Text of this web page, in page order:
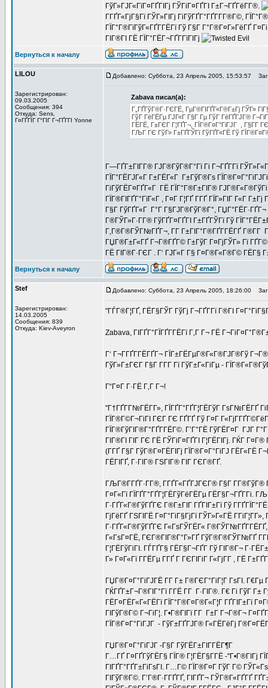
ГўГ»ГЈГ«ГїГ¤ГҐГІГј ГЎГіГ¤ГҐГІ Г±Г¬ГҐГёГ­Г®.
Г­ГҐГ«ГјГ§Гї ГЎГ»ГІГј ГіГўГҐГ°ГҐГ­Г­Г®Г©,
ГЇГ°Г®ГїГўГ«ГҐГ­ГЁГї Гў Г§Г Г°Г®Г¤Г»ГёГҐ
ГІГ®ГІ ГЁ ГЇГ°ГЁГ¬ГҐГ­ГїГІГј
Вернуться к началу
LILOU
Зарегистрирован:
09.03.2005
Сообщения: 394
Откуда: Sens,
Г¤ГҐГЇГ Г°ГІГ Г¬ГҐГ­ГІ Yonne
Добавлено: Суббота, 23 Апрель 2005, 15:53:57
Zabava писал(а):
Г„ГҐГўГ®Г·ГЄГЁ, ГµГ®ГІГҐГ«Г®Г±Гј ГЎГ»
ГўГ ГёГЁГµ ГЈГ«Г Г§Г Гµ ГўГ ГёГҐГЈГ®
ГЁГЁ, Г±ГЄГ Г¦ГҐГ¬, ГЇГ®Г¤Г°ГіГЈГ , Г§Г­Г
ГЉГ ГЄ ГўГ» Г±ГҐГЎГї ГўГҐГ«ГЁ Гў
Г—ГҐГ±ГІГ­Г® ГЈГ®ГўГ®Г°Гї Гі Г¬ГҐГ­Гї
ГЇГ°ГЁГЈГ«Г Г±ГЁГ«Г Г±ГўГ®Гѕ
ГіГўГЁГ¤ГҐГ«Г ГЁ ГЇГ°Г®Г±ГІГ®
ГЇГ®ГІГҐГ°ГїГ«Г , Г¤Г Г¦ГҐ Г­ГҐ ГЇГ»ГІГ Г«Г
Г§Г ГўГҐГ«Г Г°Г Г§ГЈГ®ГўГ®Г°,
Г®ГЎГ»Г·Г­Г® ГўГҐГ¤ГҐГІ Г±ГҐГЎГї Гў
Г‚Г®Г®ГЎГ№ГҐГ¬, Г­Г Г±ГІГ°Г®ГҐГ­ГЁГҐ Г®Г­Г
ГЏГ®Г±Г«ГҐ Г¬Г®ГҐГ© Г±ГўГ Г¤ГјГЎГ» Гї
ГЁ ГІГ®Г·ГЄГ . Г‘ ГЈГ«Г Г§ Г¤Г®Г«Г®Г© ГЁГ§
Вернуться к началу
Stef
Зарегистрирован:
14.03.2005
Сообщения: 839
Откуда: Kiev-Aveyron
Добавлено: Суббота, 23 Апрель 2005, 18:26:00
"ГЃГ®Г¦ГҐ, ГЁГ§ГЎГ ГўГј Г¬ГҐГ­Гї Г®ГІ
Zabava, ГІГҐГ°ГЇГҐГ­ГЁГї Г‚Г Г¬ ГЁ
Г‘ Г¬Г­ГҐГ­ГЁГҐГ¬ ГЇГ±ГЁГµГ®Г«Г®ГЈГ®Гў
ГўГ»Г±ГЄГ Г§Г Г­Г­Г Гї ГўГ±Г«ГіГµ -
Г“Г¤Г Г·ГЁ Г‚Г Г¬!
"Г†ГҐГ­Г№ГЁГ­Г», ГЇГҐГ°ГҐГ¦ГЁГўГ ГѕГ№ГЁГҐ
ГЇГ®Г©Г¬ГіГІ ГЄГ ГЄ ГҐГҐ Гў Г¤Г
ГЇГ®ГўГІГ®Г°ГҐГ­ГЁГ©. Г’Г°ГЁ ГўГЁГ¤Г ГЈГ
ГІГ®ГІ ГІГ ГЄ ГЁ ГЎГіГ¤ГҐГІ Г¦ГЁГІГј. ГЌГ
(Г­ГҐ Г§Г ГўГ®Г¤ГЁГІГј ГЇГ®Г¤Г°ГіГЈ ГЁГ«ГЁ
ГЁГІГҐ, Г·ГІГ® ГЅГІГ® ГІГ ГЄГ®ГҐ.
ГЉГ®Г­ГҐГ·Г­Г®, Г­ГҐГ«ГҐГЈГЄГ® Г§Г Г­Г®ГўГ®
Г¤Г«Гї ГЇГҐГ°ГҐГ¦ГЁГўГёГЁГµ ГЁГ§Г¬ГҐГ­Гі.
Г·ГҐГ«Г®ГўГҐГЄ Г®Г±ГІГ ГҐГІГ±Гї Гў
ГјГёГҐ ГЅГІГЁ Г¤Г°ГіГ§ГјГї ГЎГ»Г«ГЁ
Г·ГҐГ«Г®ГўГҐГЄ Г«ГѕГЎГЁГ« Г®ГЎГ№ГҐГ­ГЁГҐ,
Г«ГѕГ¤ГЁ, ГЄГ®ГІГ®Г°Г»ГҐ ГўГ®Г®ГЎГ№ГҐ
Г¦ГЁГўГіГІ. ГЃГҐГ§ ГЁГ§Г¬ГҐГ­ Гў ГІГ®Г¬
Г» Г¤Г«Гї Г­ГЁГµ Г­ГҐ Г ГЄГІГіГ Г«ГјГ­Г , ГЁ
ГЏГ®Г¤Г°ГіГЈГЁ Г­Г Г± Г®ГЄГ°ГіГ¦Г ГѕГІ.
ГЌГҐГ±Г¬Г®ГІГ°Гї Г­ГЁ Г­Г Г·ГІГ®. Г€ Гі ГўГ
ГЁГ¤ГЁГ«Г«ГЁГї ГЇГ°Г®Г¤Г®Г«Г¦Г ГҐГІГ±Гї
ГІГўГ®Г© Г¬ГіГ¦. Г•Г®ГІГї Г­Г Г±Г Г¬Г®Г¬
ГЇГ®Г¤Г°ГіГЈГ - ГўГ±ГҐГЈГ® Г«ГЁГёГј
ГЏГ®Г¤Г°ГіГЈГ -Г§Г ГўГЁГ±ГІГ­ГЁГ¶Г
Г…ГҐ Г¤ГҐГўГЁГ§ ГЇГ® Г¦ГЁГ§Г­ГЁ -"Г•Г®ГІГј
ГІГҐГ°ГҐГ±ГіГѕГІ. Г…Г© ГЇГ®Г¤Г ГўГ Г©
ГІГўГ®Г©. Г’Г®Г·Г­ГҐГҐ, ГІГҐГ¬ ГЎГ®Г«ГҐГҐ